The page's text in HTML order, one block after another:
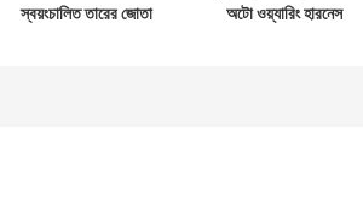
স্বয়ংচালিত তারের জোতা
অটো ওয়্যারিং হারনেস